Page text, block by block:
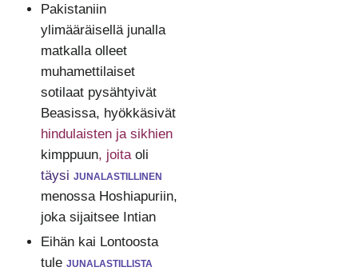
Pakistaniin
ylimääräisellä junalla
matkalla olleet
muhamettilaiset
sotilaat pysähtyivät
Beasissa, hyökkäsivät
hindulaisten ja sikhien
kimppuun, joitaoli
täysi junalastillinen
menossa Hoshiapuriin,
joka sijaitsee Intian
Eihän kai Lontoosta
tule junalastillista